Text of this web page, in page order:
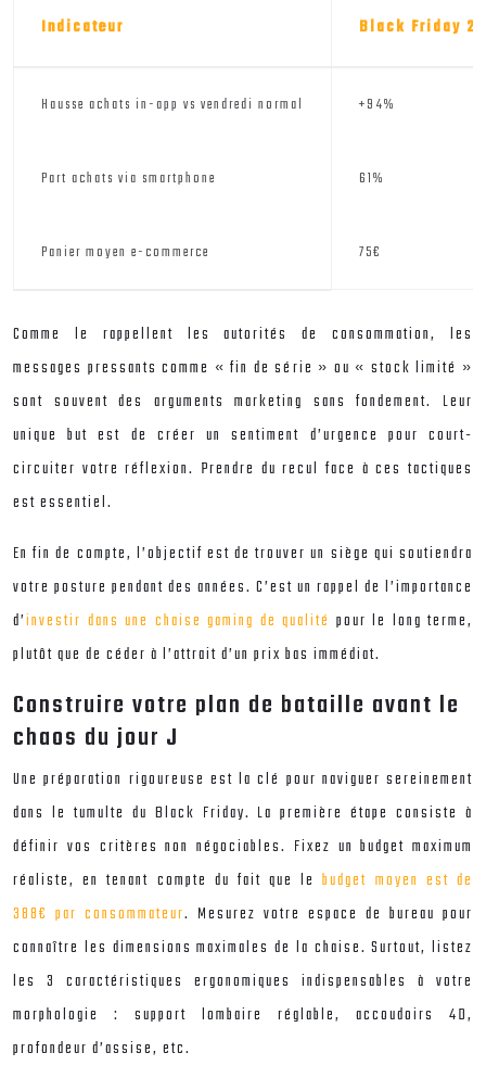
Indicateur Black Friday
Hausse achats in-app vs vendredi normal +94%
Part achats via smartphone 61%
Panier moyen e-commerce 75€
Comme le rappellent les autorités de consommation, les
messages pressants comme « fin de série » ou « stock limité »
sont souvent des arguments marketing sans fondement. Leur
unique but est de créer un sentiment d’urgence pour court-
circuiter votre réflexion. Prendre du recul face à ces tactiques
est essentiel.
En fin de compte, l’objectif est de trouver un siège qui soutiendra
votre posture pendant des années. C’est un rappel de l’importance
d’investir dans une chaise gaming de qualité pour le long terme,
plutôt que de céder à l’attrait d’un prix bas immédiat.
Construire votre plan de bataille avant le
chaos du jour J
Une préparation rigoureuse est la clé pour naviguer sereinement
dans le tumulte du Black Friday. La première étape consiste à
définir vos critères non négociables. Fixez un budget maximum
réaliste, en tenant compte du fait que lebudget moyen est de
388€ par consommateur. Mesurez votre espace de bureau pour
connaître les dimensions maximales de la chaise. Surtout, listez
les 3 caractéristiques ergonomiques indispensables à votre
morphologie : support lombaire réglable, accoudoirs 4D,
profondeur d’assise, etc.